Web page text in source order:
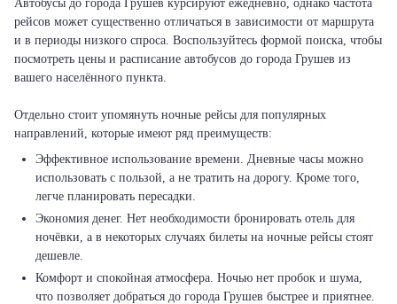
Автобусы до города Грушев курсируют ежедневно, однако частота
рейсов может существенно отличаться в зависимости от маршрута
и в периоды низкого спроса. Воспользуйтесь формой поиска, чтобы
посмотреть цены и расписание автобусов до города Грушев из
вашего населённого пункта.
Отдельно стоит упомянуть ночные рейсы для популярных
Эффективное использование времени. Дневные часы можно
использовать с пользой, а не тратить на дорогу. Кроме того,
легче планировать пересадки.
Экономия денег. Нет необходимости бронировать отель для
ночёвки, а в некоторых случаях билеты на ночные рейсы стоят
дешевле.
Комфорт и спокойная атмосфера. Ночью нет пробок и шума,
что позволяет добраться до города Грушев быстрее и приятнее.